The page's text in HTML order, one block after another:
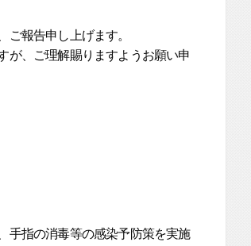
報告申し上げます。
が、ご理解賜りますようお願い申
手指の消毒等の感染予防策を実施